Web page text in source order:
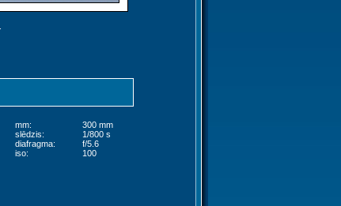
mm:
300 mm
slēdzis:
1/800 s
diafragma:
f/5.6
iso:
100